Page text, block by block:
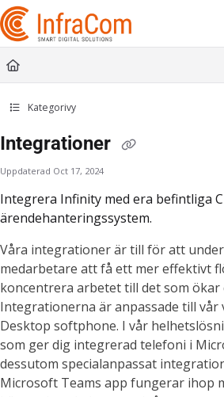
Documentation Index
Fetch the complete documentation index at:
Use this file to discover all available pages
Kategorivy
Integrationer
Uppdaterad Oct 17, 2024
Integrera Infinity med era befintliga
ärendehanteringssystem.
Våra integrationer är till för att
medarbetare att få ett mer effektivt
koncentrera arbetet till det som ökar
Integrationerna är anpassade till vår
Desktop softphone. I vår
som ger dig integrerad telefoni i
dessutom specialanpassat
Microsoft Teams app fungerar ihop